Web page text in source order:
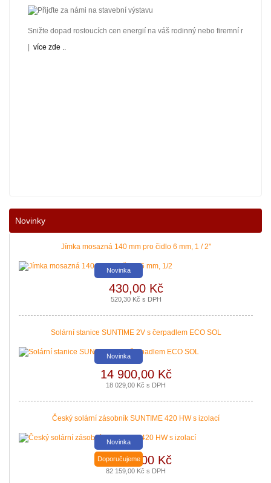
Snižte dopad rostoucích cen energií na váš rodinný nebo firemní
více zde ..
Nové podmínky dotací na nové solární systémy, tepelná čerpadla a
Nová zelená úsporám a Kotlíkové dotace snadno s PROPULS SOLAR.
|více zde ..
Novinky
Jímka mosazná 140 mm pro čidlo 6 mm, 1 / 2"
Novinka
430,00 Kč
520,30 Kč s DPH
Solární stanice SUNTIME 2V s čerpadlem ECO SOL
Novinka
14 900,00 Kč
18 029,00 Kč s DPH
Český solární zásobník SUNTIME 420 HW s izolací
Novinka
Doporučujeme
67 900,00 Kč
82 159,00 Kč s DPH